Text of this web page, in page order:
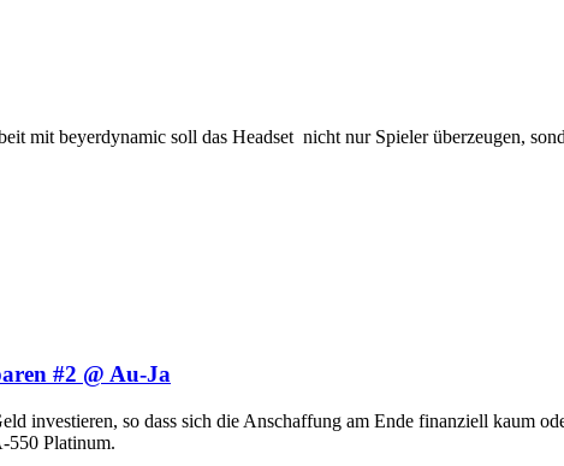
mit beyerdynamic soll das Headset nicht nur Spieler überzeugen,
#2 @ Au-Ja
investieren, so dass sich die Anschaffung am Ende finanziell kaum
550 Platinum.